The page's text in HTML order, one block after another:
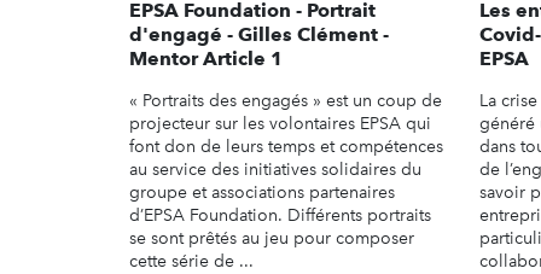
EPSA Foundation - Portrait
d'engagé - Gilles Clément -
Mentor Article 1
« Portraits des engagés » est un coup de
projecteur sur les volontaires EPSA qui
font don de leurs temps et compétences
au service des initiatives solidaires du
groupe et associations partenaires
d’EPSA Foundation. Différents portraits
se sont prêtés au jeu pour composer
cette série de ...
Les
EPSA
La
généré
dans
de
savoir